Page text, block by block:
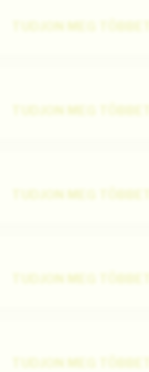
TUDJON MEG TÖBBET
TUDJON MEG TÖBBET
TUDJON MEG TÖBBET
TUDJON MEG TÖBBET
TUDJON MEG TÖBBET